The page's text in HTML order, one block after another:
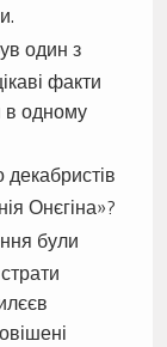
один з
факти
в одному
Онєгіна»?
були